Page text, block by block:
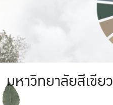
มหาวิทยาลัยสีเขียว